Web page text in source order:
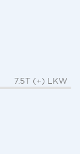
7.5T (+) LKW